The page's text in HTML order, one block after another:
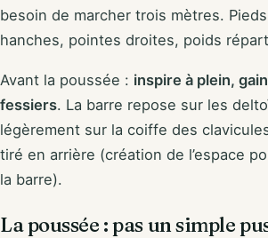
besoin de marcher trois mètres.
hanches, pointes droites, poids
Avant la poussée : inspire à plein,
fessiers. La barre repose sur les
légèrement sur la coiffe des
tiré en arrière (création de l’espace
la barre).
La poussée : pas un simple